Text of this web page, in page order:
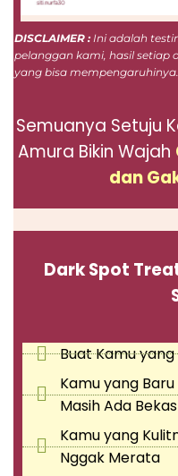
DISCLAIMER : Ini adalah
pelanggan kami, hasil setiap
yang bisa mempengaruhinya.
Semuanya Setuju
Amura Bikin Wajah
dan
Dark Spot
Buat Kamu
Kamu yang
Masih Ada
Kamu yang
Nggak Merata